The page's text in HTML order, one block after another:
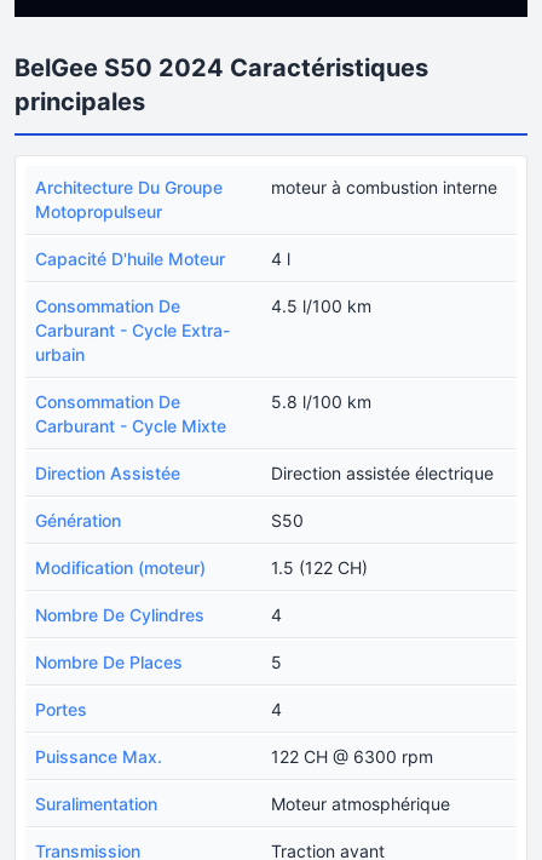
BelGee S50 2024 Caractéristiques
principales
Architecture Du Groupe
Motopropulseur
moteur à combustion interne
Capacité D'huile Moteur 4 l
Consommation De
Carburant - Cycle Extra-
urbain
4.5 l/100 km
Consommation De
Carburant - Cycle Mixte
5.8 l/100 km
Direction Assistée Direction assistée électrique
Génération S50
Modification (moteur) 1.5 (122 CH)
Nombre De Cylindres 4
Nombre De Places 5
Portes 4
Puissance Max. 122 CH @ 6300 rpm
Suralimentation Moteur atmosphérique
Transmission Traction avant